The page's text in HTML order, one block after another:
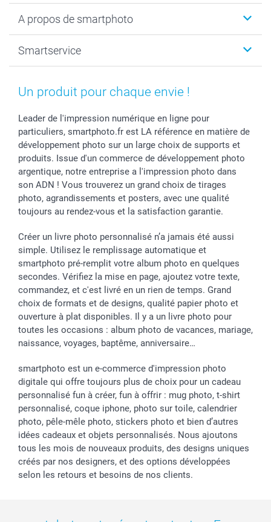
Tirage photo & agrandissement
Faire-part & Cartes
Coques smartphone
Cadres photo & accessoires déco
Dénicheur d'idées cadeau
Anniversaire
Naissance & baptême
Fête des Mères
Communion
Baptême
Toussaint
Rentrée des classes
Saint-Valentin
Vacances
A propos de smartphoto
Plan du site
Droit de rétraction
Vie privée
Gestion des cookies
Tarifs
Partenariats & Influence
Investisseurs
Smartservice
Aide
smartfriends
Livraison
Modes de paiement
Grandes quantités
Statut de ma commande
Un produit pour chaque envie !
Leader de l'impression numérique en ligne pour
particuliers, smartphoto.fr est LA référence en matière de
développement photo sur un large choix de supports et
produits. Issue d'un commerce de développement photo
argentique, notre entreprise a l'impression photo dans
son ADN ! Vous trouverez un grand choix de tirages
photo, agrandissements et posters, avec une qualité
toujours au rendez-vous et la satisfaction garantie.
Créer un livre photo personnalisé n’a jamais été aussi
simple. Utilisez le remplissage automatique et
smartphoto pré-remplit votre album photo en quelques
secondes. Vérifiez la mise en page, ajoutez votre texte,
commandez, et c'est livré en un rien de temps. Grand
choix de formats et de designs, qualité papier photo et
ouverture à plat disponibles. Il y a un livre photo pour
toutes les occasions : album photo de vacances, mariage,
naissance, voyages, baptême, anniversaire…
smartphoto est un e-commerce d'impression photo
digitale qui offre toujours plus de choix pour un cadeau
personnalisé fun à créer, fun à offrir : mug photo, t-shirt
personnalisé, coque iphone, photo sur toile, calendrier
photo, pêle-mêle photo, stickers photo et bien d’autres
idées cadeaux et objets personnalisés. Nous ajoutons
tous les mois de nouveaux produits, des designs uniques
créés par nos designers, et des options développées
selon les retours et besoins de nos clients.